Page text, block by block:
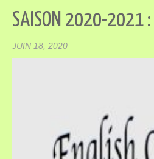
SAISON 2020-2021 :
JUIN 18, 2020